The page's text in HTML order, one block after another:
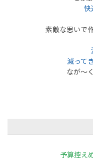
快
素敵な思いで
減って
なが〜
予算控え